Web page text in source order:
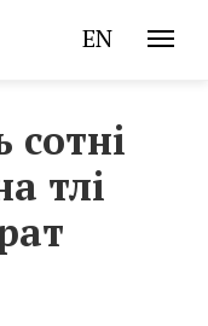
EN
сотні
тлі